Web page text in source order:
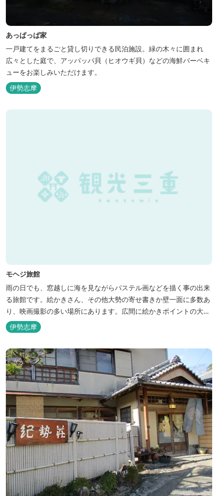
あっぱっぱ家
一戸建てをまるごと貸し切りできる民泊施設。緑の木々に囲まれ
広々とした庭で、アッパッパ貝（ヒオウギ貝）などの海鮮バーベキ
ューをお楽しみいただけます。
伊勢志摩
モヘジ旅館
雨の日でも、窓越しに海を見ながらパステル画などを描く事の出来
る旅館です。絵かきさん、その他大勢の寄せ書きか壁一面に多数あ
り、映画撮影の多い場所にあります。広間に絵かきポイントの大地
図がありますので合宿の際などの打ち合わせも行えます。
伊勢志摩